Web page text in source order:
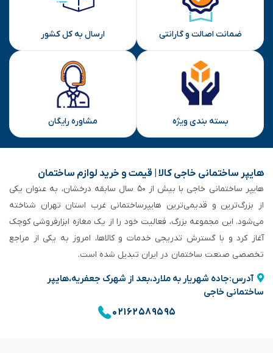
ضمانت اصالت و گارانتی ارسال به کل کشور
بسته بندی ویژه مشاوره رایگان
هایپر ساختمانی خاجی‌ کالا | قیمت و خرید لوازم ساختمان
هایپر ساختمانی خاجی‌ با بیش از ۵۰ سال سابقه‌ درخشان، به عنوان یکی
از بزرگ‌ترین و قدیمی‌ترین هایپرساختمانی‌ غرب استان تهران شناخته
می‌شود. این مجموعه بزرگ، فعالیت خود را از یک مغازه ابزارفروشی کوچک
آغاز کرد و با گسترش تدریجی خدمات و کالاها، امروز به یکی از مراجع
تخصصی صنعت ساختمان در ایران تبدیل شده است.
آدرس:جاده شهریار به ملارد،بعد از شهرک جعفریه،هایپر
ساختمانی خاجی
۰۲۱۶۲۵۸۹۵۹۵